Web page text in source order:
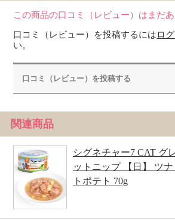
この商品の口コミ（レビュー）はまだあ
口コミ（レビュー）を投稿するにはロ
い。
口コミ（レビュー）を投稿する
関連商品
シグネチャー7 CAT グ
ットニップ 【日】 ツ
トポテト 70g